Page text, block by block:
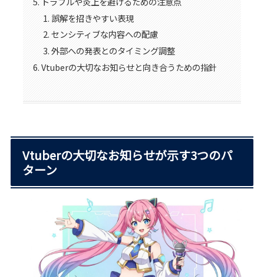
誤解を招きやすい表現
センシティブな内容への配慮
外部への発表とのタイミング調整
Vtuberの大切なお知らせと向き合うための指針
Vtuberの大切なお知らせが示す3つのパ
ターン